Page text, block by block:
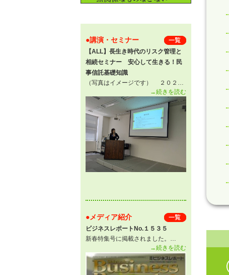
●講演・セミナー
【ALL】長生き時代のリスク管理と
相続セミナー 安心して生きる！民
事信託基礎知識
（写真はイメージです） ２０２…
→続きを読む
●メディア紹介
ビジネスレポートNo.１５３５
新春特集号に掲載されました。…
→続きを読む